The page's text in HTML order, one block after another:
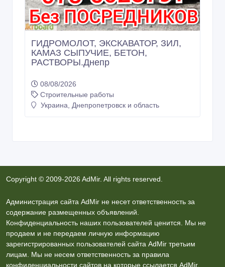
ГИДРОМОЛОТ, ЭКСКАВАТОР, ЗИЛ,
КАМАЗ СЫПУЧИЕ, БЕТОН,
РАСТВОРЫ.Днепр
08/08/2026
Строительные работы
Украина, Днепропетровск и область
Copyright © 2009-2026 AdMir. All rights reserved.
Администрация сайта AdMir не несет ответственность за
содержание размещенных объявлений.
Конфиденциальность наших пользователей ценится. Мы не
продаем и не передаем личную информацию
зарегистрированных пользователей сайта AdMir третьим
лицам. Мы не несем ответственность за правила
конфиденциальности сайтов на которые ссылается AdMir.